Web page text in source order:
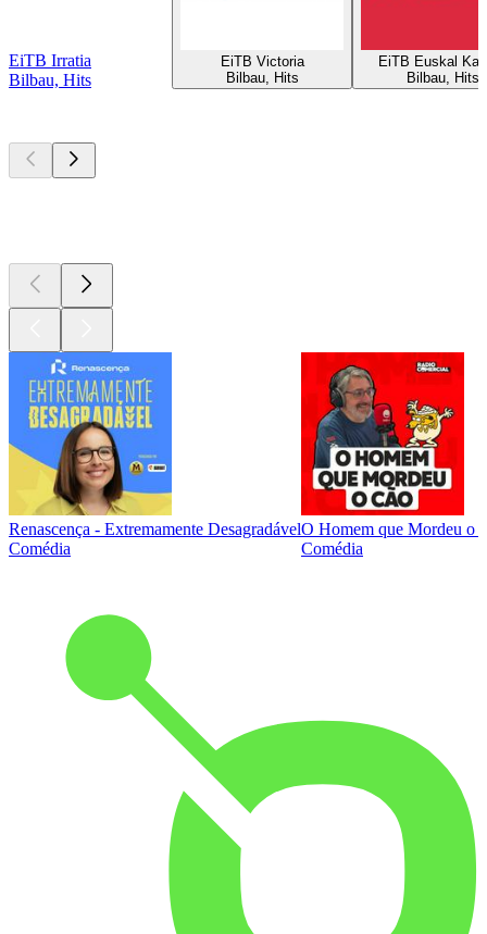
EiTB Irratia
Bilbau, Hits
EiTB Victoria
Bilbau, Hits
EiTB Euskal
Bilbau, Hits
Renascença - Extremamente Desagradável
Comédia
O Homem que Mordeu o
Comédia